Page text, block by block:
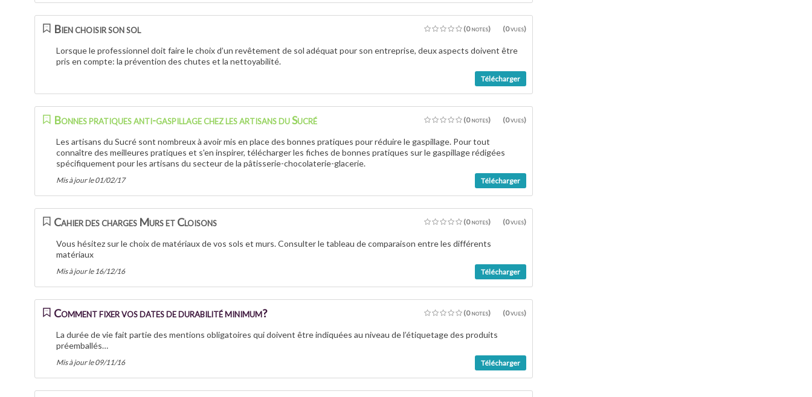
Bien choisir son sol (0 vues)
(0 notes)
Lorsque le professionnel doit faire le choix d’un revêtement de sol adéquat pour son entreprise, deux aspects doivent être
pris en compte: la prévention des chutes et la nettoyabilité.
Télécharger
Bonnes pratiques anti-gaspillage chez les artisans du Sucré (0 vues)
(0 notes)
Les artisans du Sucré sont nombreux à avoir mis en place des bonnes pratiques pour réduire le gaspillage. Pour tout
connaître des meilleures pratiques et s'en inspirer, télécharger les fiches de bonnes pratiques sur le gaspillage rédigées
spécifiquement pour les artisans du secteur de la pâtisserie-chocolaterie-glacerie.
Télécharger
Mis à jour le 01/02/17
Cahier des charges Murs et Cloisons (0 vues)
(0 notes)
Vous hésitez sur le choix de matériaux de vos sols et murs. Consulter le tableau de comparaison entre les différents
matériaux
Télécharger
Mis à jour le 16/12/16
Comment fixer vos dates de durabilité minimum? (0 vues)
(0 notes)
La durée de vie fait partie des mentions obligatoires qui doivent être indiquées au niveau de l’étiquetage des produits
préemballés…
Télécharger
Mis à jour le 09/11/16